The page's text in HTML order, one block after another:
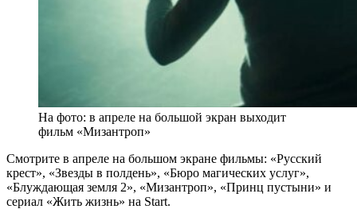
На фото: в апреле на большой экран выходит
фильм «Мизантроп»
Смотрите в апреле на большом экране фильмы: «Русский
крест», «Звезды в полдень», «Бюро магических услуг»,
«Блуждающая земля 2», «Мизантроп», «Принц пустыни» и
сериал «Жить жизнь» на Start.